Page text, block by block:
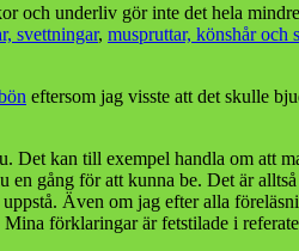
och underliv gör inte det hela
svettningar, muspruttar, könshår och
eftersom jag visste att det skulle
Det kan till exempel handla om att
en gång för att kunna be. Det är
Även om jag efter alla
förklaringar är fetstilade i